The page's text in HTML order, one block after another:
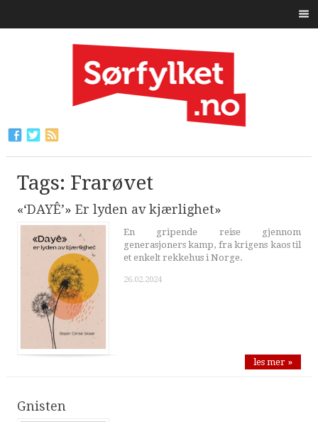
Tags: Frarøvet
«‘DAYÊ’» Er lyden av kjærlighet»
En gripende reise gjennom
generasjoners kamp, fra krigens kaos til
et enkelt rekkehus i Norge.
26.02.2024
les mer »
Gnisten